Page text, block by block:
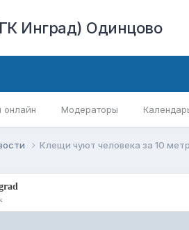
Инград) Одинцово
онлайн Модераторы
Клещи чуют человека за 10